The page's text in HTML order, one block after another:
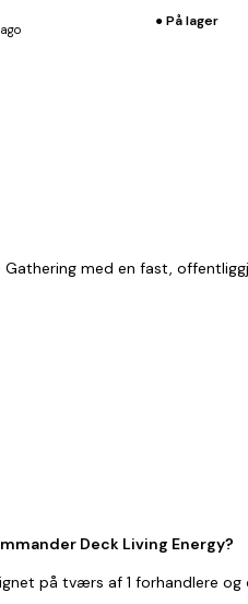
● På lager
med en fast,
Deck Living Energy?
på tværs af 1 forhandlere